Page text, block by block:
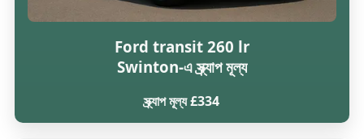
Ford transit 260 lr
Swinton-এ স্ক্র্যাপ মূল্য
স্ক্র্যাপ মূল্য £334